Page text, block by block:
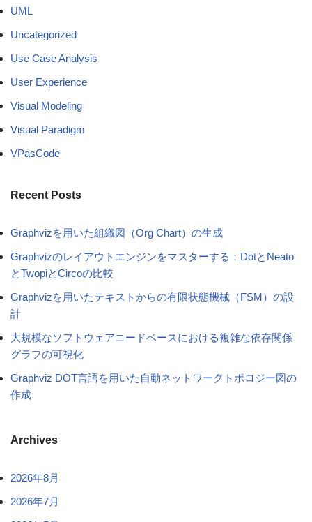
UML
Uncategorized
Use Case Analysis
User Experience
Visual Modeling
Visual Paradigm
VPasCode
Recent Posts
Graphvizを用いた組織図（Org Chart）の生成
Graphvizのレイアウトエンジンをマスターする：DotとNeato
とTwopiとCircoの比較
Graphvizを用いたテキストからの有限状態機械（FSM）の設
計
大規模なソフトウェアコードベースにおける複雑な依存関係
グラフの可視化
Graphviz DOT言語を用いた自動ネットワークトポロジー図の
作成
Archives
2026年8月
2026年7月